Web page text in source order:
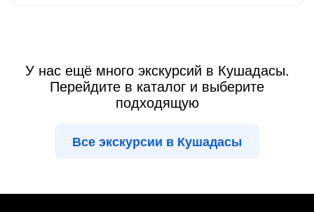
У нас ещё много экскурсий в Кушадасы.
Перейдите в каталог и выберите
подходящую
Все экскурсии в Кушадасы